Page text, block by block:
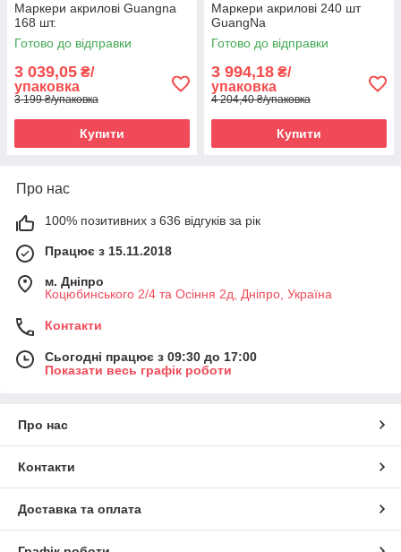
Маркери акрилові Guangna
168 шт.
Готово до відправки
3 039,05 ₴/
упаковка
3 199 ₴/упаковка
Купити
Маркери акрилові 240 шт
GuangNa
Готово до відправки
3 994,18 ₴/
упаковка
4 204,40 ₴/упаковка
Купити
Про нас
100% позитивних з 636 відгуків за рік
Працює з 15.11.2018
м. Дніпро
Коцюбинського 2/4 та Осіння 2д, Дніпро, Україна
Контакти
Сьогодні працює з 09:30 до 17:00
Показати весь графік роботи
Про нас
Контакти
Доставка та оплата